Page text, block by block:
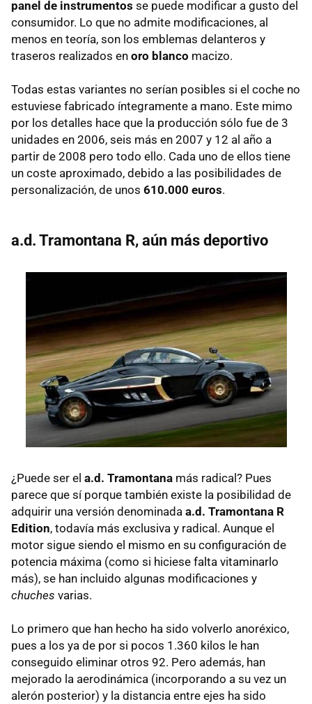
panel de instrumentos se puede modificar a gusto del
consumidor. Lo que no admite modificaciones, al
menos en teoría, son los emblemas delanteros y
traseros realizados en oro blanco macizo.
Todas estas variantes no serían posibles si el coche no
estuviese fabricado íntegramente a mano. Este mimo
por los detalles hace que la producción sólo fue de 3
unidades en 2006, seis más en 2007 y 12 al año a
partir de 2008 pero todo ello. Cada uno de ellos tiene
un coste aproximado, debido a las posibilidades de
personalización, de unos 610.000 euros.
a.d. Tramontana R, aún más deportivo
¿Puede ser el a.d. Tramontana más radical? Pues
parece que sí porque también existe la posibilidad de
adquirir una versión denominada a.d. Tramontana R
Edition, todavía más exclusiva y radical. Aunque el
motor sigue siendo el mismo en su configuración de
potencia máxima (como si hiciese falta vitaminarlo
más), se han incluido algunas modificaciones y
chuches varias.
Lo primero que han hecho ha sido volverlo anoréxico,
pues a los ya de por si pocos 1.360 kilos le han
conseguido eliminar otros 92. Pero además, han
mejorado la aerodinámica (incorporando a su vez un
alerón posterior) y la distancia entre ejes ha sido